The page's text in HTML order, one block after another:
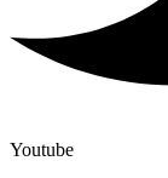
Youtube